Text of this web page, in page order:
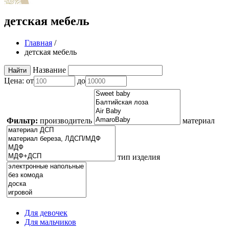
детская мебель
Главная /
детская мебель
Название
Цена: от до
Фильтр: производитель материал
тип изделия
Для девочек
Для мальчиков